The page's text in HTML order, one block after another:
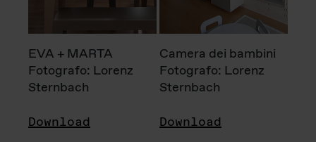
EVA + MARTA
Fotografo: Lorenz
Sternbach
Download
Camera dei bambini
Fotografo: Lorenz
Sternbach
Download